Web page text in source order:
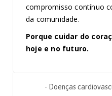
compromisso contínuo
da comunidade.
Porque cuidar do
hoje e no futuro.
- Doenças